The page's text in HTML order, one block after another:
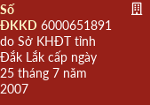
Số
ĐKKD 6000651891
do Sở KHĐT tỉnh
Đắk Lắk cấp ngày
25 tháng 7 năm
2007